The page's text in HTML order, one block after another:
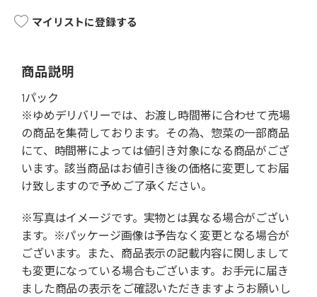
マイリストに登録する
商品説明
1パック
※ゆめデリバリーでは、お渡し時間帯に合わせて売場
の商品を集荷しております。その為、惣菜の一部商品
にて、時間帯によっては値引き対象になる商品がござ
います。該当商品はお値引き後の価格に変更してお届
け致しますので予めご了承ください。
※写真はイメージです。実物とは異なる場合がござい
ます。※パッケージ画像は予告なく変更となる場合が
ございます。また、商品表示の記載内容に関しまして
も変更になっている場合もございます。お手元に届き
ました商品の表示をご確認いただきますようお願いし